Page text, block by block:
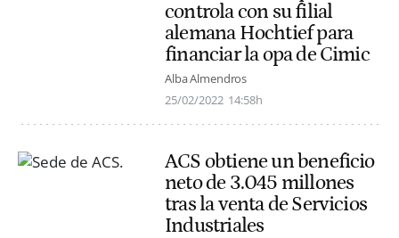
controla con su filial
alemana Hochtief para
financiar la opa de Cimic
Alba Almendros
25/02/2022 14:58h
ACS obtiene un beneficio
neto de 3.045 millones
tras la venta de Servicios
Industriales